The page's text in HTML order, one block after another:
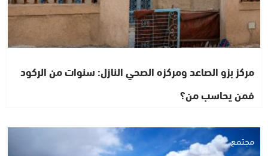
مركز بزو الصاعد ومركزه الصحي النازل: سنوات من الركود
فمن يحاسب من؟
مجتمع